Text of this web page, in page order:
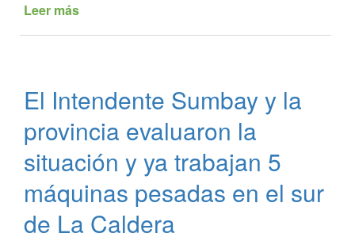
Leer más
La
Caldera
El Intendente Sumbay y la
provincia evaluaron la
situación y ya trabajan 5
máquinas pesadas en el sur
de La Caldera